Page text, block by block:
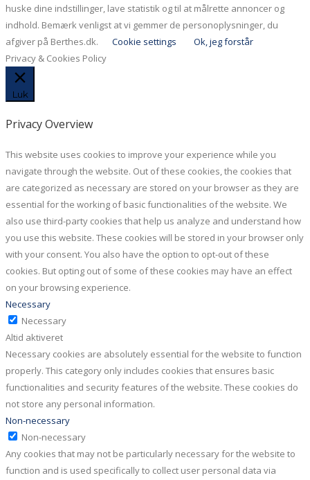
huske dine indstillinger, lave statistik og til at målrette annoncer og
indhold. Bemærk venligst at vi gemmer de personoplysninger, du
afgiver på Berthes.dk.
Cookie settings
Ok, jeg forstår
Privacy & Cookies Policy
Luk
Privacy Overview
This website uses cookies to improve your experience while you
navigate through the website. Out of these cookies, the cookies that
are categorized as necessary are stored on your browser as they are
essential for the working of basic functionalities of the website. We
also use third-party cookies that help us analyze and understand how
you use this website. These cookies will be stored in your browser only
with your consent. You also have the option to opt-out of these
cookies. But opting out of some of these cookies may have an effect
on your browsing experience.
Necessary
Necessary
Altid aktiveret
Necessary cookies are absolutely essential for the website to function
properly. This category only includes cookies that ensures basic
functionalities and security features of the website. These cookies do
not store any personal information.
Non-necessary
Non-necessary
Any cookies that may not be particularly necessary for the website to
function and is used specifically to collect user personal data via